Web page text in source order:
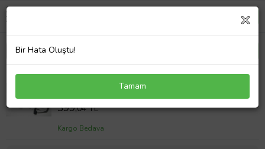
MERCEDES 0009911495 MARŞPİYEL KLİPSİ
TUTUCU (10 Adet)
Sepet Fiyatı
399,04 TL
Kargo Bedava
Bir Hata Oluştu!
Tamam